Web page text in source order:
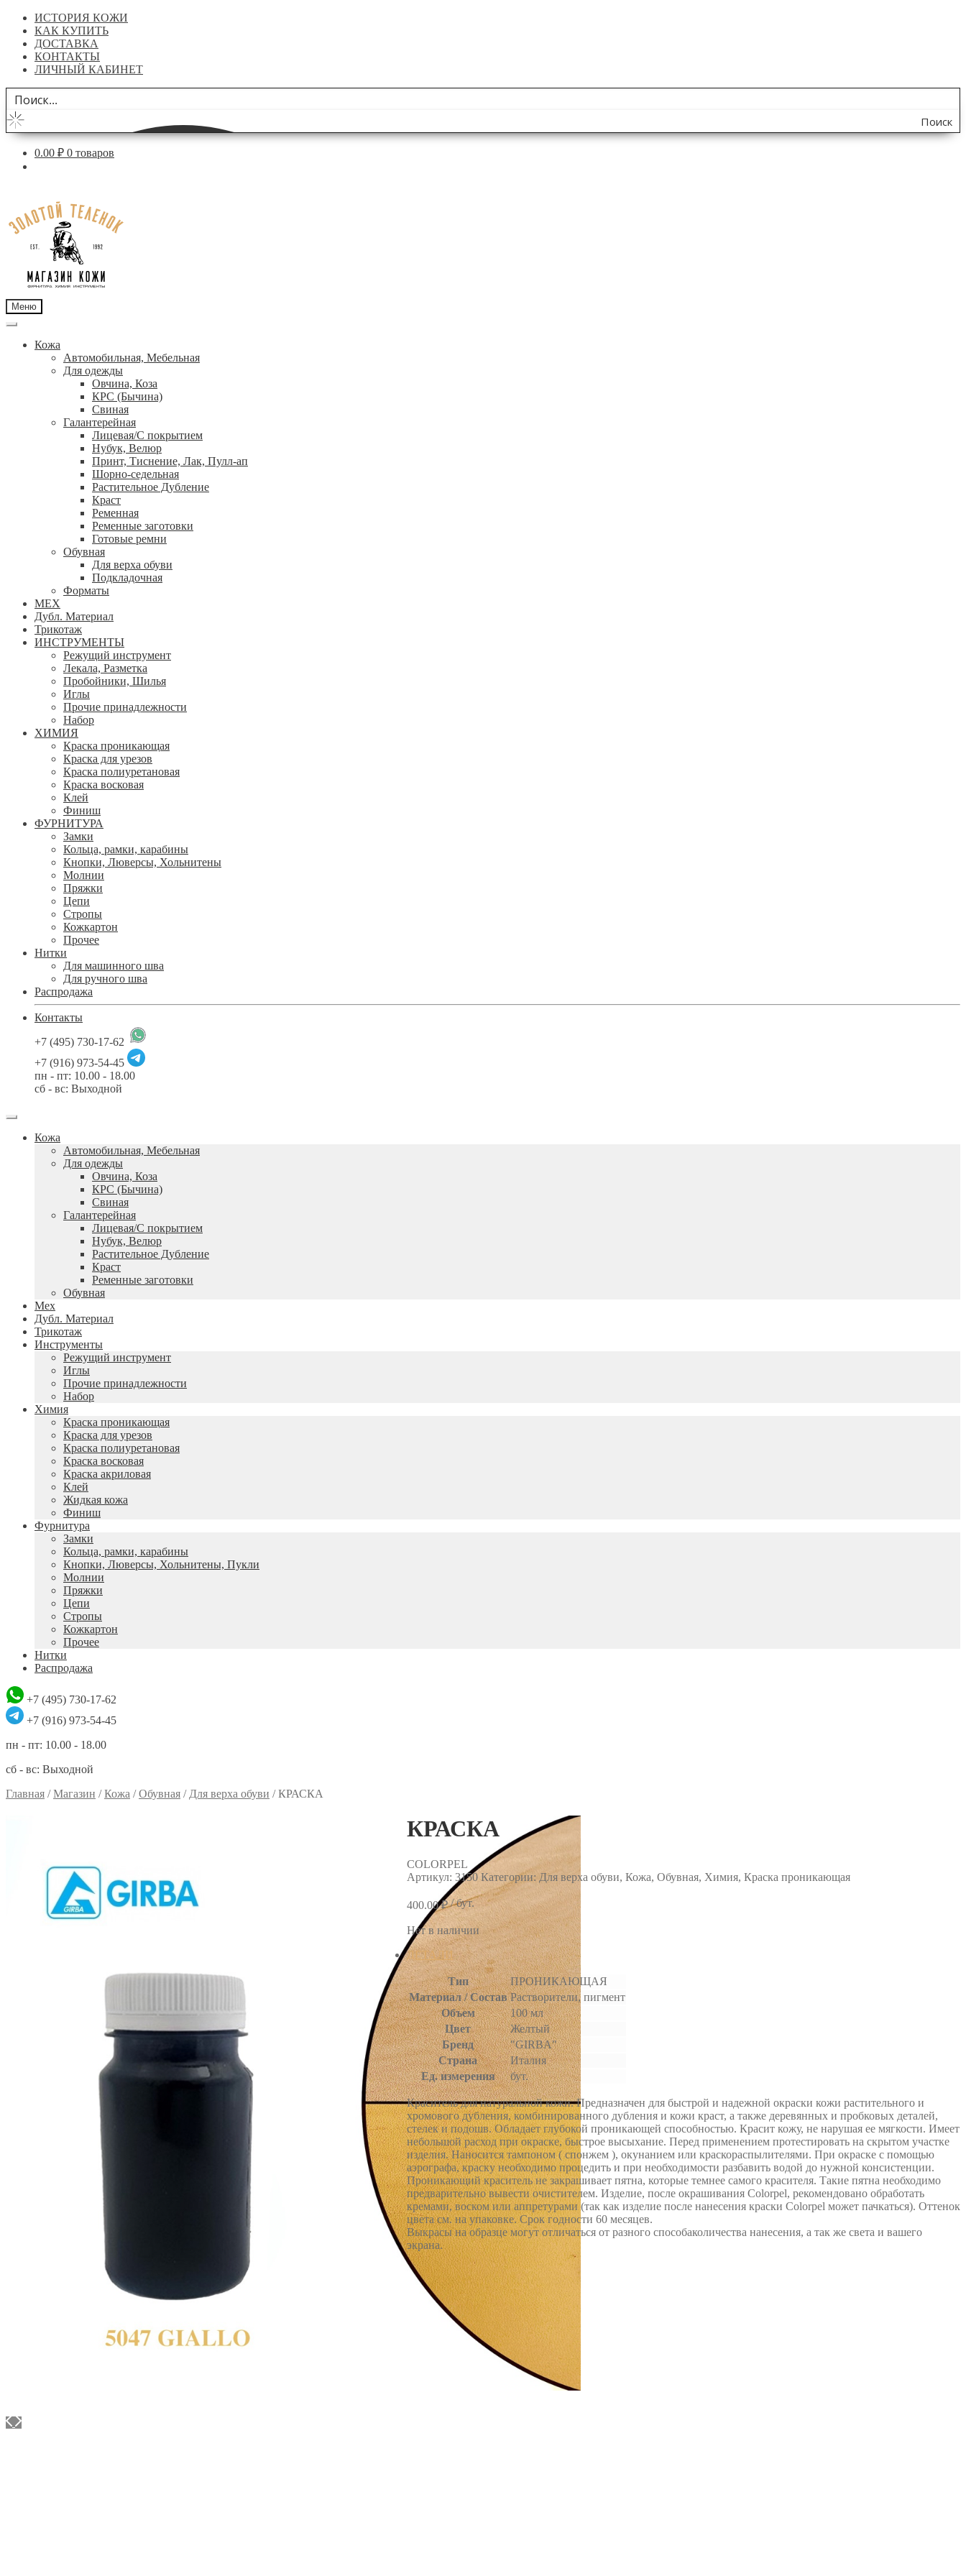
ИСТОРИЯ КОЖИ
КАК КУПИТЬ
ДОСТАВКА
КОНТАКТЫ
ЛИЧНЫЙ КАБИНЕТ
Поиск
по
0.00 ₽ 0 товаров
навигации
содержимому
Меню
Кожа
Автомобильная, Мебельная
Для одежды
Овчина, Коза
КРС (Бычина)
Свиная
Галантерейная
Лицевая/С покрытием
Нубук, Велюр
Принт, Тиснение, Лак, Пулл-ап
Шорно-седельная
Растительное Дубление
Краст
Ременная
Ременные заготовки
Готовые ремни
Обувная
Для верха обуви
Подкладочная
Форматы
МЕХ
Дубл. Материал
Трикотаж
ИНСТРУМЕНТЫ
Режущий инструмент
Лекала, Разметка
Пробойники, Шилья
Иглы
Прочие принадлежности
Набор
ХИМИЯ
Краска проникающая
Краска для урезов
Краска полиуретановая
Краска восковая
Клей
Финиш
ФУРНИТУРА
Замки
Кольца, рамки, карабины
Кнопки, Люверсы, Хольнитены
Молнии
Пряжки
Цепи
Стропы
Кожкартон
Прочее
Нитки
Для машинного шва
Для ручного шва
Распродажа
Контакты
+7 (495) 730-17-62
+7 (916) 973-54-45
пн - пт: 10.00 - 18.00
сб - вс: Выходной
Кожа
Автомобильная, Мебельная
Для одежды
Овчина, Коза
КРС (Бычина)
Свиная
Галантерейная
Лицевая/С покрытием
Нубук, Велюр
Растительное Дубление
Краст
Ременные заготовки
Обувная
Мех
Дубл. Материал
Трикотаж
Инструменты
Режущий инструмент
Иглы
Прочие принадлежности
Набор
Химия
Краска проникающая
Краска для урезов
Краска полиуретановая
Краска восковая
Краска акриловая
Клей
Жидкая кожа
Финиш
Фурнитура
Замки
Кольца, рамки, карабины
Кнопки, Люверсы, Хольнитены, Пукли
Молнии
Пряжки
Цепи
Стропы
Кожкартон
Прочее
Нитки
Распродажа
+7 (495) 730-17-62
+7 (916) 973-54-45
пн - пт: 10.00 - 18.00
сб - вс: Выходной
Главная /Магазин /Кожа /Обувная / Для верха обуви /КРАСКА
КРАСКА
COLORPEL
Артикул: 3150 Категории: Для верха обуви, Кожа, Обувная, Химия, Краска проникающая
400.00₽/ бут.
Нет в наличии
ДЕТАЛИ
Тип
ПРОНИКАЮЩАЯ
Материал / Состав Растворители, пигмент
Объем
100 мл
Цвет
Желтый
Бренд
"GIRBA"
Страна
Италия
Ед. измерения
бут.
Краситель для натуральной кожи. Предназначен для быстрой и надежной окраски кожи растительного и
хромового дубления, комбинированного дубления и кожи краст, а также деревянных и пробковых деталей,
стелек и подошв. Обладает глубокой проникающей способностью. Красит кожу, не нарушая ее мягкости. Имеет
небольшой расход при окраске, быстрое высыхание. Перед применением протестировать на скрытом участке
изделия. Наносится тампоном ( спонжем ), окунанием или краскораспылителями. При окраске с помощью
аэрографа, краску необходимо процедить и при необходимости разбавить водой до нужной консистенции.
Проникающий краситель не закрашивает пятна, которые темнее самого красителя. Такие пятна необходимо
предварительно вывести очистителем. Изделие, после окрашивания Colorpel, рекомендовано обработать
кремами, воском или аппретурами (так как изделие после нанесения краски Colorpel может пачкаться). Оттенок
цвета см. на упаковке. Срок годности 60 месяцев.
Выкрасы на образце могут отличаться от разного способаколичества нанесения, а так же света и вашего
экрана.